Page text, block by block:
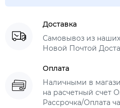
Доставка
Самовывоз из
Новой Почтой
Оплата
Наличными в
на расчетный счет
Рассрочка/Оплата